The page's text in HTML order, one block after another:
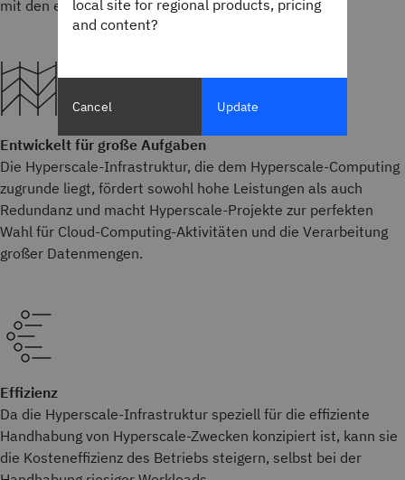
mit den erforderlichen Cloud-Ressourcen.
Entwickelt für große Aufgaben
Die Hyperscale-Infrastruktur, die dem Hyperscale-Computing
zugrunde liegt, fördert sowohl hohe Leistungen als auch
Redundanz und macht Hyperscale-Projekte zur perfekten
Wahl für Cloud-Computing-Aktivitäten und die Verarbeitung
großer Datenmengen.
Effizienz
Da die Hyperscale-Infrastruktur speziell für die effiziente
Handhabung von Hyperscale-Zwecken konzipiert ist, kann sie
die Kosteneffizienz des Betriebs steigern, selbst bei der
local site for regional products, pricing
and content?
Cancel Update